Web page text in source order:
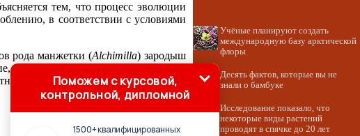
тем, что процесс эволюции
в соответствии с условиями
рода манжетки (Alchimilla) зародыш
и цветок манжетки — маленький,
блещут прекрасными цветами, а
Учёные планируют создать
международную базу арктической
флоры
Десять фактов, которые вы не
знали о бамбуке
Исследование показало, что
некоторые виды растений
проводят в спячке до 20 лет
Поможем с курсовой,
контрольной, дипломной
1500+ квалифицированных